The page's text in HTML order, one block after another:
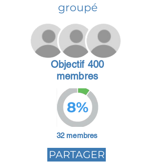
groupé
Objectif 400
membres
8%
32 membres
PARTAGER